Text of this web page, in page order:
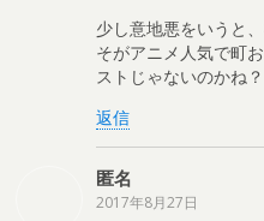
少し意地悪をいうと
そがアニメ人気で町
ストじゃないのかね
返信
匿名
2017年8月27日